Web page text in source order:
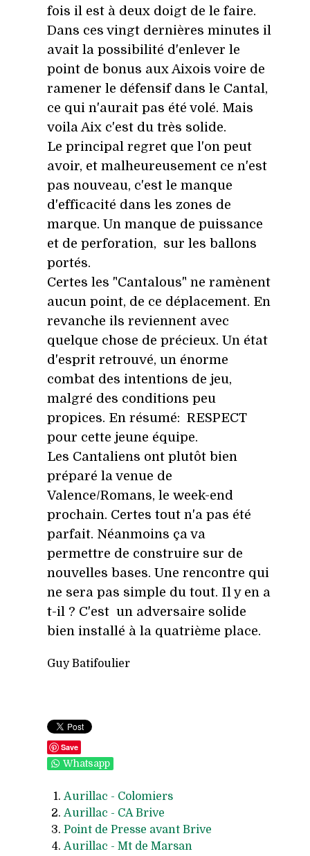
fois il est à deux doigt de le faire.
Dans ces vingt dernières minutes il
avait la possibilité d'enlever le
point de bonus aux Aixois voire de
ramener le défensif dans le Cantal,
ce qui n'aurait pas été volé. Mais
voila Aix c'est du très solide.
Le principal regret que l'on peut
avoir, et malheureusement ce n'est
pas nouveau, c'est le manque
d'efficacité dans les zones de
marque. Un manque de puissance
et de perforation, sur les ballons
portés.
Certes les "Cantalous" ne ramènent
aucun point, de ce déplacement. En
revanche ils reviennent avec
quelque chose de précieux. Un état
d'esprit retrouvé, un énorme
combat des intentions de jeu,
malgré des conditions peu
propices. En résumé: RESPECT
pour cette jeune équipe.
Les Cantaliens ont plutôt bien
préparé la venue de
Valence/Romans, le week-end
prochain. Certes tout n'a pas été
parfait. Néanmoins ça va
permettre de construire sur de
nouvelles bases. Une rencontre qui
ne sera pas simple du tout. Il y en a
t-il ? C'est un adversaire solide
bien installé à la quatrième place.
Guy Batifoulier
Save
Whatsapp
Aurillac - Colomiers
Aurillac - CA Brive
Point de Presse avant Brive
Aurillac - Mt de Marsan